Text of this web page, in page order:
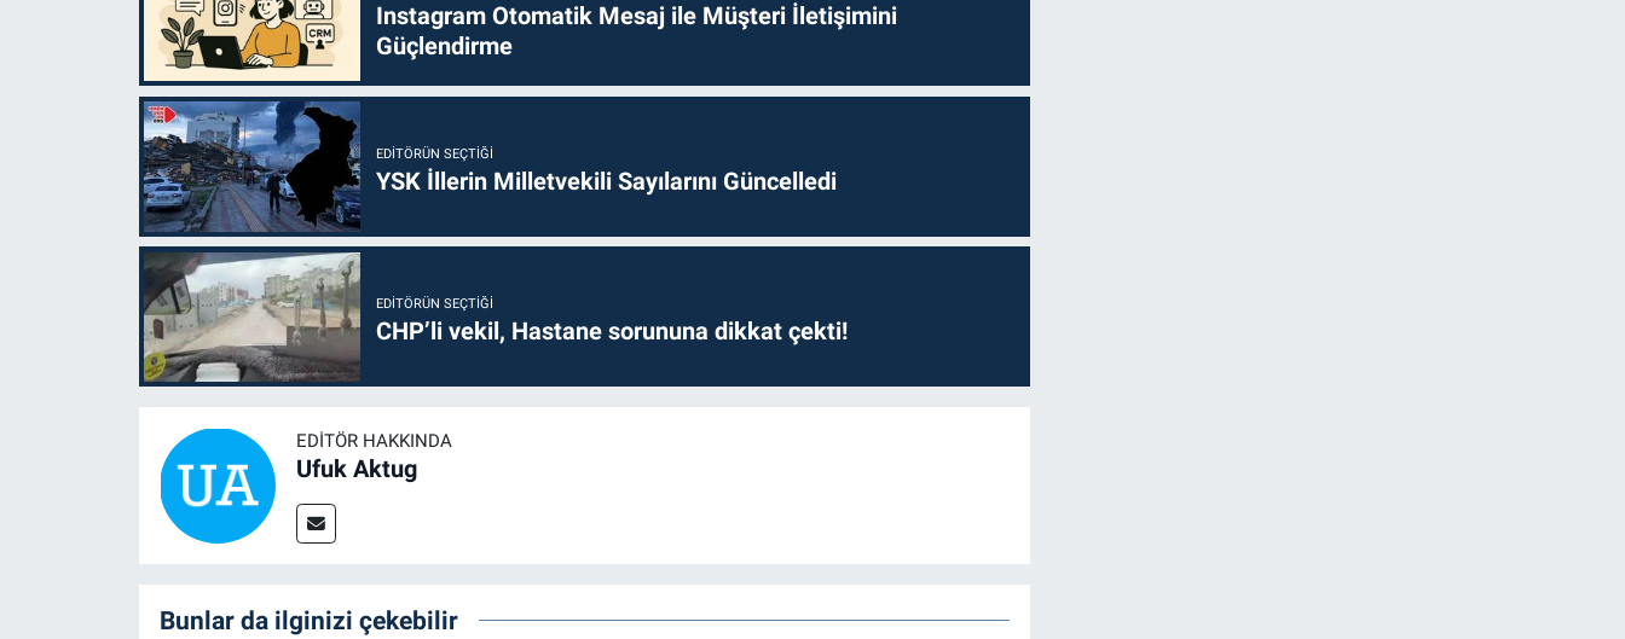
Instagram Otomatik Mesaj ile Müşteri İletişimini
Güçlendirme
EDITÖRÜN SEÇTIĞI
YSK İllerin Milletvekili Sayılarını Güncelledi
EDITÖRÜN SEÇTIĞI
CHP’li vekil, Hastane sorununa dikkat çekti!
EDITÖR HAKKINDA
Ufuk Aktug
Bunlar da ilginizi çekebilir